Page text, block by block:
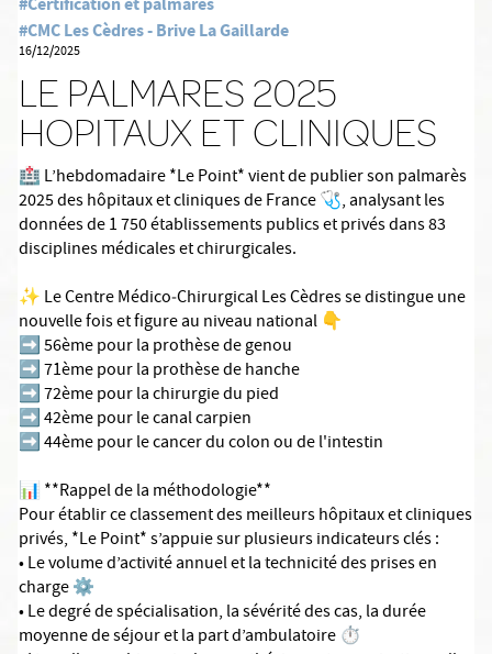
#CMC Les Cèdres - Brive La Gaillarde
16/12/2025
LE PALMARES 2025
HOPITAUX ET CLINIQUES
🏥 L’hebdomadaire *Le Point* vient de publier son palmarès
2025 des hôpitaux et cliniques de France 🩺, analysant les
données de 1 750 établissements publics et privés dans 83
disciplines médicales et chirurgicales.
✨ Le Centre Médico‑Chirurgical Les Cèdres se distingue une
nouvelle fois et figure au niveau national 👇
➡️ 56ème pour la prothèse de genou
➡️ 71ème pour la prothèse de hanche
➡️ 72ème pour la chirurgie du pied
➡️ 42ème pour le canal carpien
➡️ 44ème pour le cancer du colon ou de l'intestin
📊 **Rappel de la méthodologie**
Pour établir ce classement des meilleurs hôpitaux et cliniques
privés, *Le Point* s’appuie sur plusieurs indicateurs clés :
• Le volume d’activité annuel et la technicité des prises en
charge ⚙️
• Le degré de spécialisation, la sévérité des cas, la durée
moyenne de séjour et la part d’ambulatoire ⏱️